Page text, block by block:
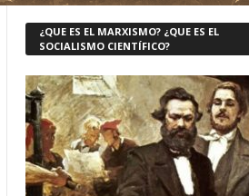
¿QUE ES EL MARXISMO? ¿QUE ES EL
SOCIALISMO CIENTÍFICO?